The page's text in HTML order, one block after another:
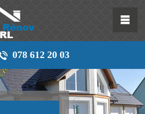
078 612 20 03